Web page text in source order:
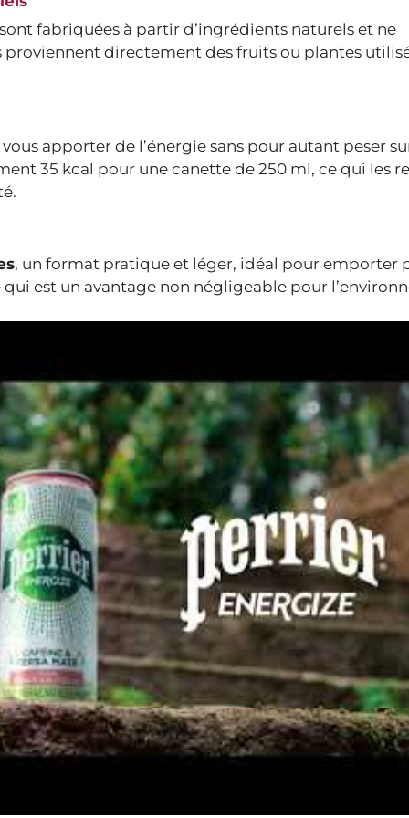
fabriquées à partir d’ingrédients naturels et ne
directement des fruits ou plantes
apporter de l’énergie sans pour autant peser
35 kcal pour une canette de 250 ml, ce qui les
, un format pratique et léger, idéal pour emporter
est un avantage non négligeable pour